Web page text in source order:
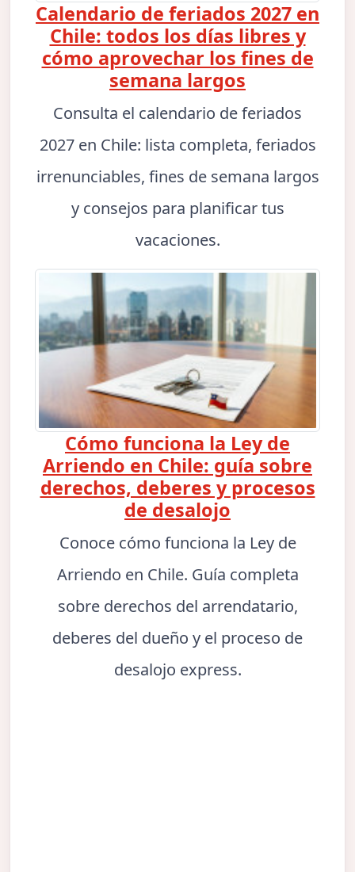
Calendario de feriados 2027 en
Chile: todos los días libres y
cómo aprovechar los fines de
semana largos
Consulta el calendario de feriados
2027 en Chile: lista completa, feriados
irrenunciables, fines de semana largos
y consejos para planificar tus
vacaciones.
Cómo funciona la Ley de
Arriendo en Chile: guía sobre
derechos, deberes y procesos
de desalojo
Conoce cómo funciona la Ley de
Arriendo en Chile. Guía completa
sobre derechos del arrendatario,
deberes del dueño y el proceso de
desalojo express.